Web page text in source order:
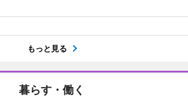
もっと見る
暮らす・働く